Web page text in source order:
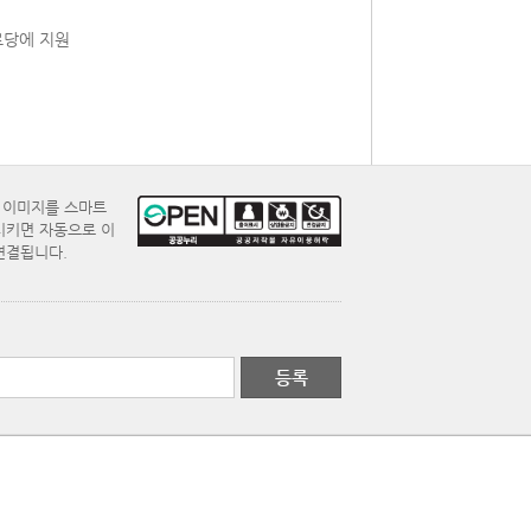
에 지원
미지를 스마트
면 자동으로 이
됩니다.